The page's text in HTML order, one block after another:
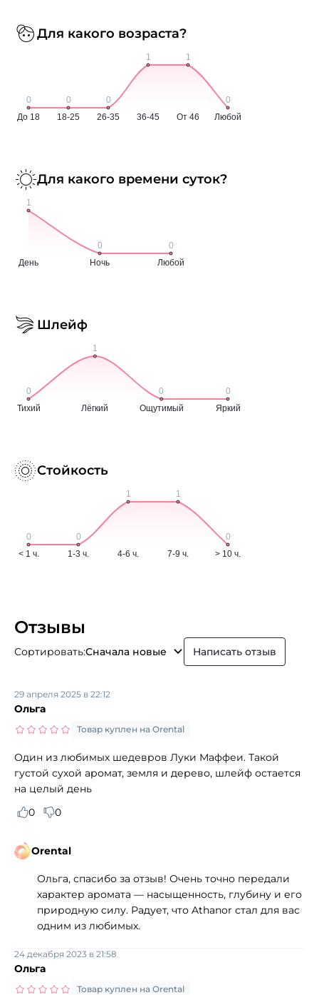
Для какого возраста?
Для какого времени суток?
Шлейф
Стойкость
Отзывы
Сортировать:Сначала новые Написать отзыв
Ольга
29 апреля 2025 в 22:12
Товар куплен на Orental
Один из любимых шедевров Луки Маффеи. Такой
густой сухой аромат, земля и дерево, шлейф остается
на целый день
0
0
Orental
Ольга, спасибо за отзыв! Очень точно передали
характер аромата — насыщенность, глубину и его
природную силу. Радует, что Athanor стал для вас
одним из любимых.
Ольга
24 декабря 2023 в 21:58
Товар куплен на Orental